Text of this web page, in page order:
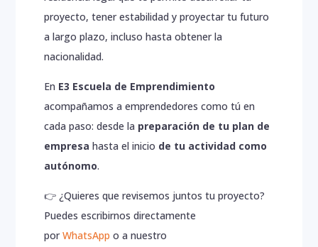
proyecto, tener estabilidad y proyectar tu futuro
a largo plazo, incluso hasta obtener la
nacionalidad.
En E3 Escuela de Emprendimiento
acompañamos a emprendedores como tú en
cada paso: desde la preparación de tu plan de
empresa hasta el inicio de tu actividad como
autónomo.
👉 ¿Quieres que revisemos juntos tu proyecto?
Puedes escribirnos directamente
porWhatsApp o a nuestro